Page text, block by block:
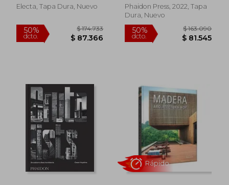
50%
dcto.
50%
dcto. $
Electa, Tapa Dura, Nuevo
Phaidon Press, 2022, Tapa
Dura, Nuevo